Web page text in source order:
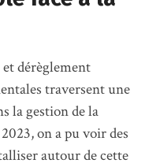
dérèglement
traversent une
la gestion de la
on a pu voir des
autour de cette